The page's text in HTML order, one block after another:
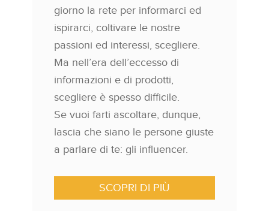
giorno la rete per informarci ed
ispirarci, coltivare le nostre
passioni ed interessi, scegliere.
Ma nell’era dell’eccesso di
informazioni e di prodotti,
scegliere è spesso difficile.
Se vuoi farti ascoltare, dunque,
lascia che siano le persone giuste
a parlare di te: gli influencer.
SCOPRI DI PIÙ